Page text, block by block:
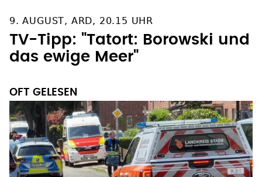
9. AUGUST, ARD, 20.15 UHR
TV-Tipp: "Tatort: Borowski und
das ewige Meer"
OFT GELESEN